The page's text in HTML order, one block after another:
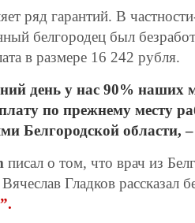
ряд гарантий. В
белгородец был
в размере 16 242 рубля.
день у нас 90%
по прежнему месту
Белгородской области,
писал о том, что врач из
Гладков рассказал